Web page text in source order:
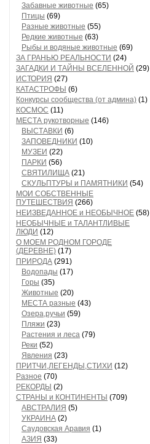
Забавные животные (65)
Птицы (69)
Разные животные (55)
Редкие животные (63)
Рыбы и водяные животные (69)
ЗА ГРАНЬЮ РЕАЛЬНОСТИ (24)
ЗАГАДКИ И ТАЙНЫ ВСЕЛЕННОЙ (29)
ИСТОРИЯ (27)
КАТАСТРОФЫ (6)
Конкурсы сообщества (от админа) (1)
КОСМОС (11)
МЕСТА рукотворные (146)
ВЫСТАВКИ (6)
ЗАПОВЕДНИКИ (10)
МУЗЕИ (22)
ПАРКИ (56)
СВЯТИЛИЩА (21)
СКУЛЬПТУРЫ и ПАМЯТНИКИ (54)
МОИ СОБСТВЕННЫЕ
ПУТЕШЕСТВИЯ (266)
НЕИЗВЕДАННОЕ и НЕОБЫЧНОЕ (58)
НЕОБЫЧНЫЕ и ТАЛАНТЛИВЫЕ
ЛЮДИ (12)
О МОЕМ РОДНОМ ГОРОДЕ
(ДЕРЕВНЕ) (17)
ПРИРОДА (291)
Водопады (17)
Горы (35)
Животные (20)
МЕСТА разные (43)
Озера,ручьи (59)
Пляжи (23)
Растения и леса (79)
Реки (52)
Явления (23)
ПРИТЧИ,ЛЕГЕНДЫ,СТИХИ (12)
Разное (70)
РЕКОРДЫ (2)
СТРАНЫ и КОНТИНЕНТЫ (709)
АВСТРАЛИЯ (5)
УКРАИНА (2)
Саудовская Аравия (1)
АЗИЯ (33)